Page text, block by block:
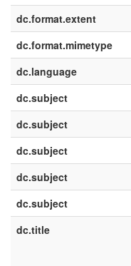
dc.format.extent
dc.format.mimetype
dc.language
dc.subject
dc.subject
dc.subject
dc.subject
dc.subject
dc.title